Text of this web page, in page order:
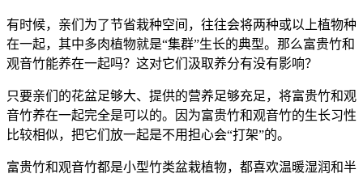
有时候，亲们为了节省栽种空间，往往会将两种或以上植物种
在一起，其中多肉植物就是“集群”生长的典型。那么富贵竹和
观音竹能养在一起吗？这对它们汲取养分有没有影响？
只要亲们的花盆足够大、提供的营养足够充足，将富贵竹和观
音竹养在一起完全是可以的。因为富贵竹和观音竹的生长习性
比较相似，把它们放一起是不用担心会“打架”的。
富贵竹和观音竹都是小型竹类盆栽植物，都喜欢温暖湿润和半